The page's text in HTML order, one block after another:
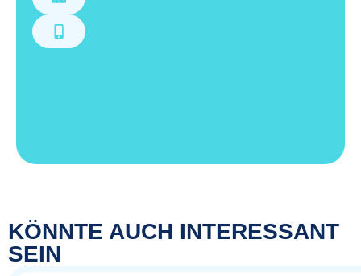
KÖNNTE AUCH INTERESSANT
SEIN